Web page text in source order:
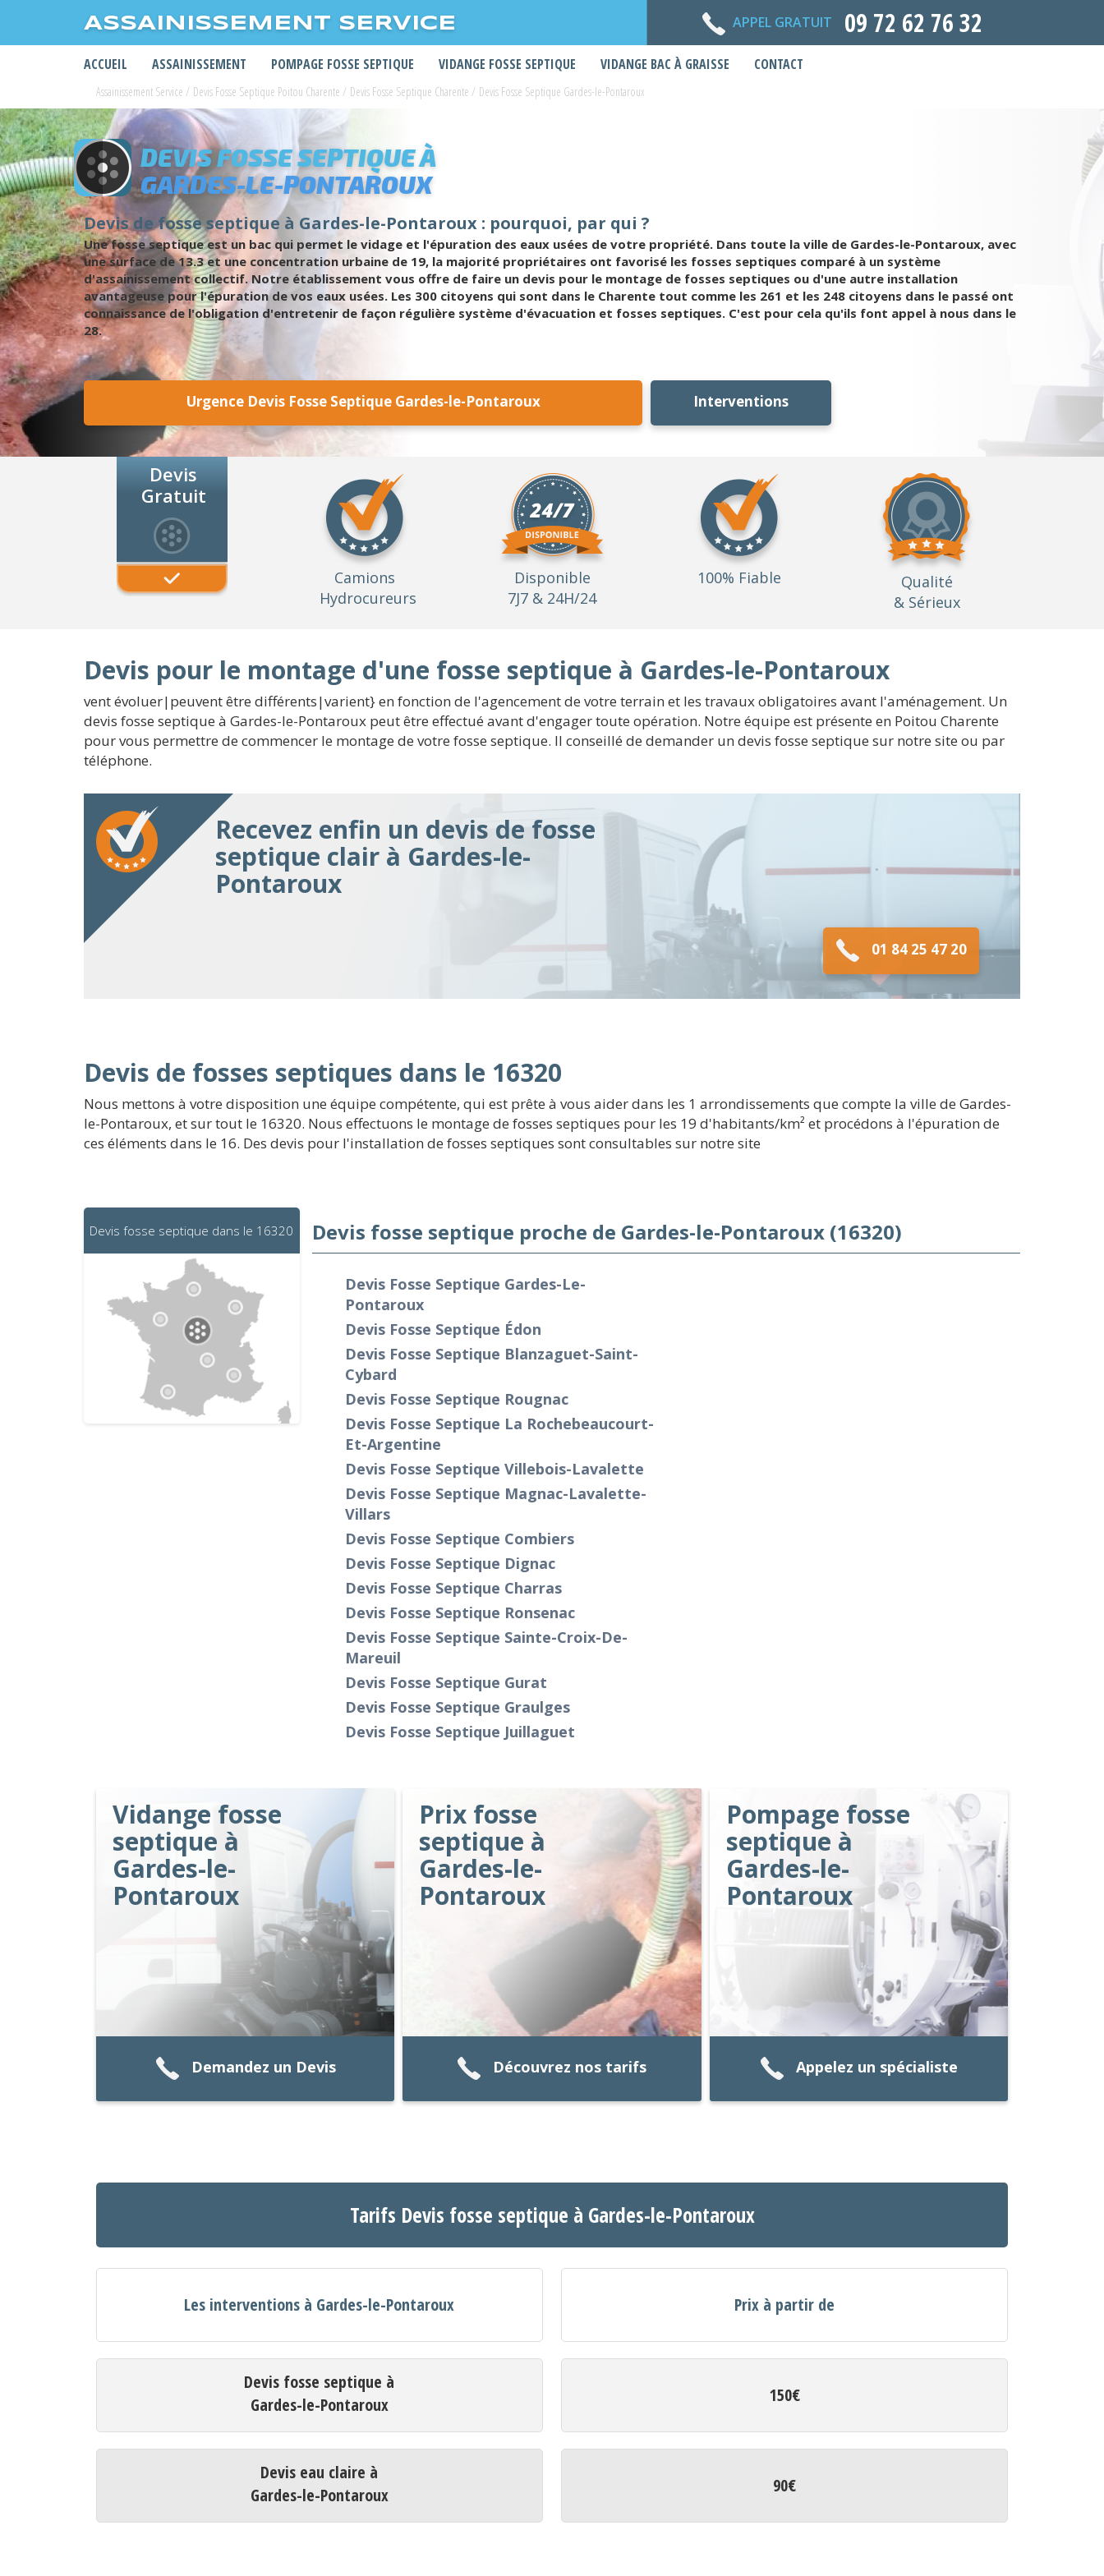
ASSAINISSEMENT SERVICE APPEL GRATUIT 09 72 62 76 32
ACCUEIL ASSAINISSEMENT POMPAGE FOSSE SEPTIQUE VIDANGE FOSSE SEPTIQUE VIDANGE BAC À GRAISSE CONTACT
Assainissement Service / Devis Fosse Septique Poitou Charente / Devis Fosse Septique Charente / Devis Fosse Septique Gardes-le-Pontaroux
DEVIS FOSSE SEPTIQUE À
GARDES-LE-PONTAROUX
Devis de fosse septique à Gardes-le-Pontaroux : pourquoi, par qui ?
Une fosse septique est un bac qui permet le vidage et l'épuration des eaux usées de votre propriété. Dans toute la ville de Gardes-le-Pontaroux, avec
une surface de 13.3 et une concentration urbaine de 19, la majorité propriétaires ont favorisé les fosses septiques comparé à un système
d'assainissement collectif. Notre établissement vous offre de faire un devis pour le montage de fosses septiques ou d'une autre installation
avantageuse pour l'épuration de vos eaux usées. Les 300 citoyens qui sont dans le Charente tout comme les 261 et les 248 citoyens dans le passé ont
connaissance de l'obligation d'entretenir de façon régulière système d'évacuation et fosses septiques. C'est pour cela qu'ils font appel à nous dans le
28.
Urgence Devis Fosse Septique Gardes-le-Pontaroux Interventions
Devis
Gratuit
Camions
Hydrocureurs
Disponible
7J7 & 24H/24
100% Fiable
Qualité
& Sérieux
Devis pour le montage d'une fosse septique à Gardes-le-Pontaroux
vent évoluer|peuvent être différents|varient} en fonction de l'agencement de votre terrain et les travaux obligatoires avant l'aménagement. Un
devis fosse septique à Gardes-le-Pontaroux peut être effectué avant d'engager toute opération. Notre équipe est présente en Poitou Charente
pour vous permettre de commencer le montage de votre fosse septique. Il conseillé de demander un devis fosse septique sur notre site ou par
téléphone.
Recevez enfin un devis de fosse
septique clair à Gardes-le-
Pontaroux
01 84 25 47 20
Devis de fosses septiques dans le 16320
Nous mettons à votre disposition une équipe compétente, qui est prête à vous aider dans les 1 arrondissements que compte la ville de Gardes-
le-Pontaroux, et sur tout le 16320. Nous effectuons le montage de fosses septiques pour les 19 d'habitants/km² et procédons à l'épuration de
ces éléments dans le 16. Des devis pour l'installation de fosses septiques sont consultables sur notre site
Devis fosse septique dans le 16320 Devis fosse septique proche de Gardes-le-Pontaroux (16320)
Devis Fosse Septique Gardes-Le-
Pontaroux
Devis Fosse Septique Édon
Devis Fosse Septique Blanzaguet-Saint-
Cybard
Devis Fosse Septique Rougnac
Devis Fosse Septique La Rochebeaucourt-
Et-Argentine
Devis Fosse Septique Villebois-Lavalette
Devis Fosse Septique Magnac-Lavalette-
Villars
Devis Fosse Septique Combiers
Devis Fosse Septique Dignac
Devis Fosse Septique Charras
Devis Fosse Septique Ronsenac
Devis Fosse Septique Sainte-Croix-De-
Mareuil
Devis Fosse Septique Gurat
Devis Fosse Septique Graulges
Devis Fosse Septique Juillaguet
Vidange fosse
septique à
Gardes-le-
Pontaroux
Demandez un Devis
Prix fosse
septique à
Gardes-le-
Pontaroux
Découvrez nos tarifs
Pompage fosse
septique à
Gardes-le-
Pontaroux
Appelez un spécialiste
Tarifs Devis fosse septique à Gardes-le-Pontaroux
Les interventions à Gardes-le-Pontaroux Prix à partir de
Devis fosse septique à
Gardes-le-Pontaroux
150€
Devis eau claire à
Gardes-le-Pontaroux
90€